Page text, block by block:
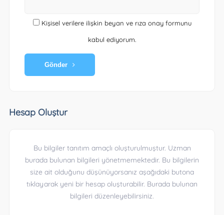
Kişisel verilere ilişkin beyan ve rıza onay formunu
kabul ediyorum.
Gönder
Hesap Oluştur
Bu bilgiler tanıtım amaçlı oluşturulmuştur. Uzman
burada bulunan bilgileri yönetmemektedir. Bu bilgilerin
size ait olduğunu düşünüyorsanız aşağıdaki butona
tıklayarak yeni bir hesap oluşturabilir. Burada bulunan
bilgileri düzenleyebilirsiniz.